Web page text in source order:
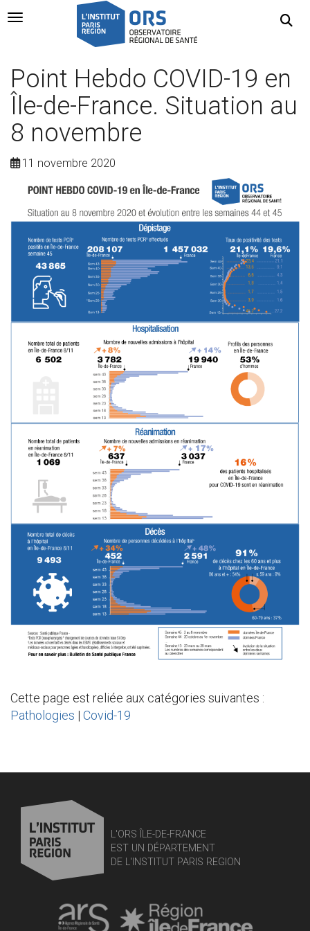
Navigation Toggle
Point Hebdo COVID-19 en
Île-de-France. Situation au
8 novembre
11 novembre 2020
Cette page est reliée aux catégories suivantes :
Pathologies | Covid-19
L'ORS ÎLE-DE-FRANCE
EST UN DÉPARTEMENT
DE L'INSTITUT PARIS REGION